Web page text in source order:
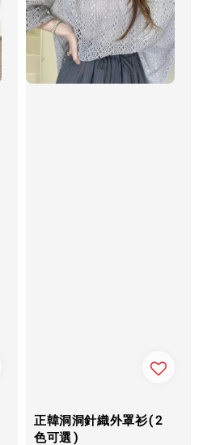
正韓洞洞針織外罩衫(2
色可選)